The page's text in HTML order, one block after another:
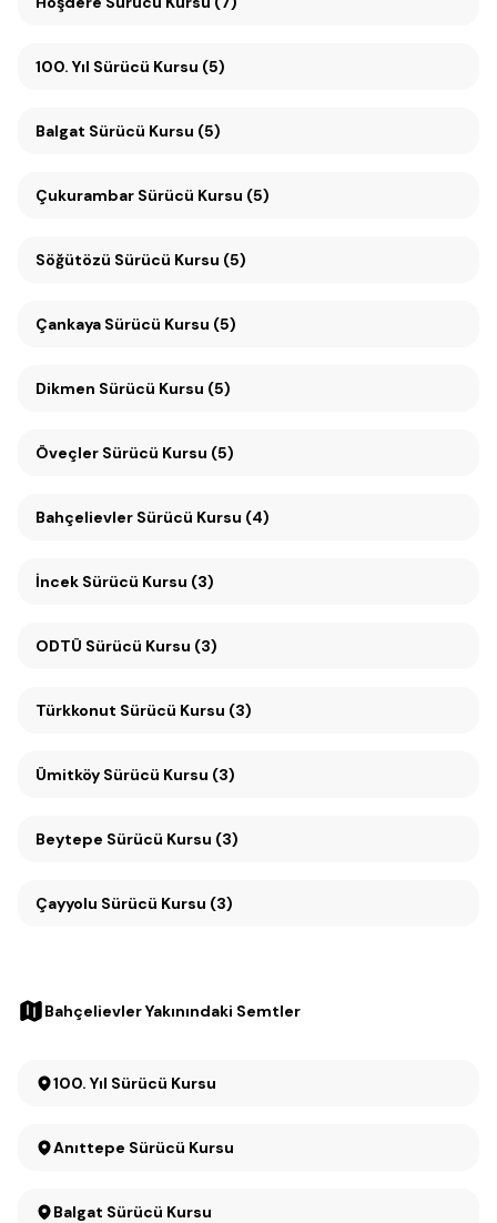
100. Yıl Sürücü Kursu (5)
Balgat Sürücü Kursu (5)
Çukurambar Sürücü Kursu (5)
Söğütözü Sürücü Kursu (5)
Çankaya Sürücü Kursu (5)
Dikmen Sürücü Kursu (5)
Öveçler Sürücü Kursu (5)
Bahçelievler Sürücü Kursu (4)
İncek Sürücü Kursu (3)
ODTÜ Sürücü Kursu (3)
Türkkonut Sürücü Kursu (3)
Ümitköy Sürücü Kursu (3)
Beytepe Sürücü Kursu (3)
Çayyolu Sürücü Kursu (3)
Bahçelievler Yakınındaki Semtler
100. Yıl Sürücü Kursu
Anıttepe Sürücü Kursu
Balgat Sürücü Kursu